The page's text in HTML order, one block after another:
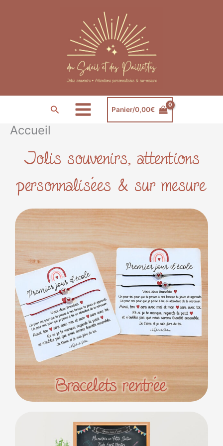
Rechercher Panier/0,00€
Accueil
Jolis souvenirs, attentions
personnalisées & sur mesure